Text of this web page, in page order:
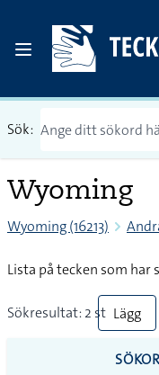
Sök:
Wyoming
Wyoming (16213)
Lista på tecken som
Sökresultat: 2 st Lägg
till